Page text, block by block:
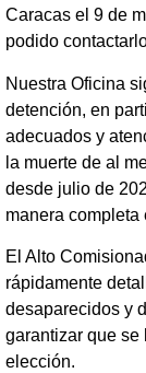
Caracas el 9 de
podido
Nuestra Oficina
detención, en
adecuados y
la muerte de al
desde julio de
manera completa
El Alto
rápidamente
desaparecidos y
garantizar que se
elección.